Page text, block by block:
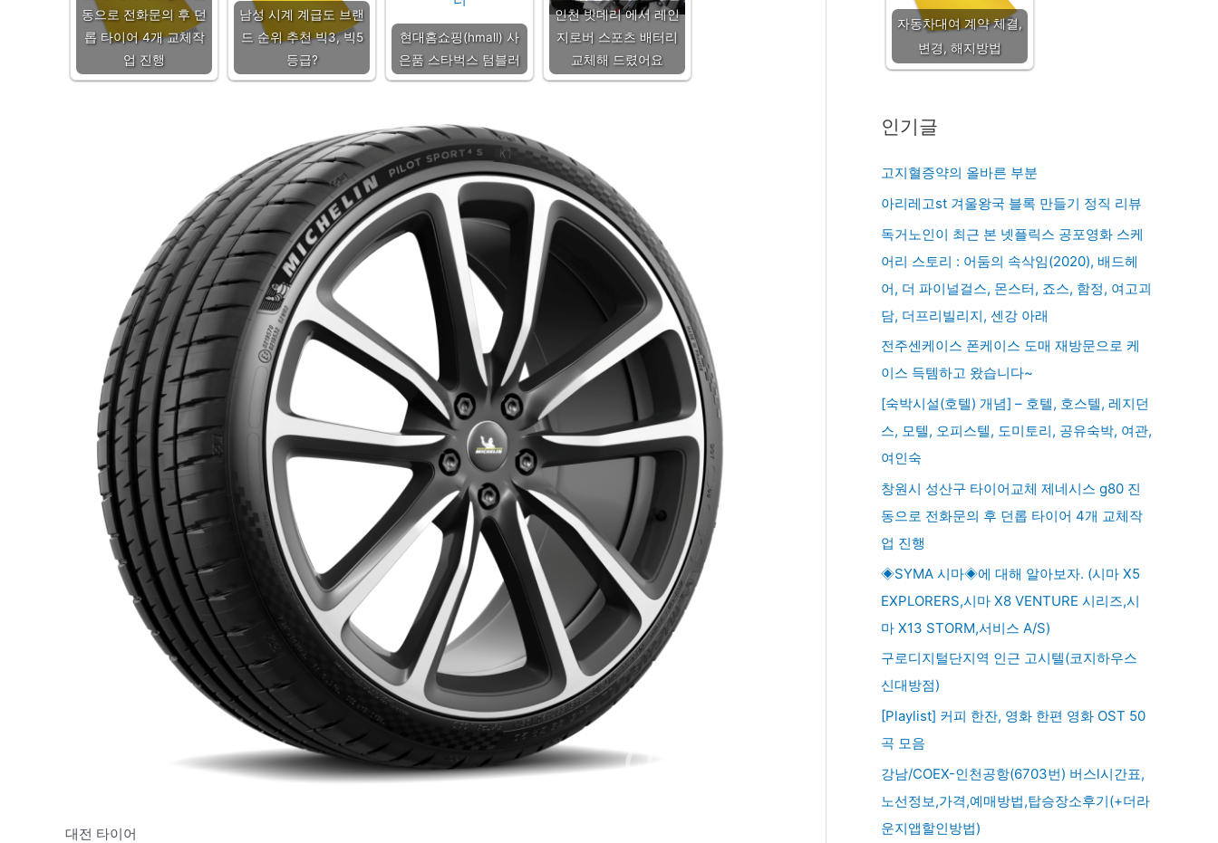
동으로 전화문의 후 던
롭 타이어 4개 교체작
업 진행
남성 시계 계급도 브랜
드 순위 추천 빅3, 빅5
등급?
현대홈쇼핑(hmall) 사
은품 스타벅스 텀블러
인천 밧데리 에서 레인
지로버 스포츠 배터리
교체해 드렸어요
대전 타이어
자동차대여 계약 체결,
변경, 해지방법
인기글
고지혈증약의 올바른 부분
아리레고st 겨울왕국 블록 만들기 정직 리뷰
독거노인이 최근 본 넷플릭스 공포영화 스케
어리 스토리 : 어둠의 속삭임(2020), 배드헤
어, 더 파이널걸스, 몬스터, 죠스, 함정, 여고괴
담, 더프리빌리지, 센강 아래
전주센케이스 폰케이스 도매 재방문으로 케
이스 득템하고 왔습니다~
[숙박시설(호텔) 개념] – 호텔, 호스텔, 레지던
스, 모텔, 오피스텔, 도미토리, 공유숙박, 여관,
여인숙
창원시 성산구 타이어교체 제네시스 g80 진
동으로 전화문의 후 던롭 타이어 4개 교체작
업 진행
◈SYMA 시마◈에 대해 알아보자. (시마 X5
EXPLORERS,시마 X8 VENTURE 시리즈,시
마 X13 STORM,서비스 A/S)
구로디지털단지역 인근 고시텔(코지하우스
신대방점)
[Playlist] 커피 한잔, 영화 한편 영화 OST 50
곡 모음
강남/COEX-인천공항(6703번) 버스l시간표,
노선정보,가격,예매방법,탑승장소후기(+더라
운지앱할인방법)